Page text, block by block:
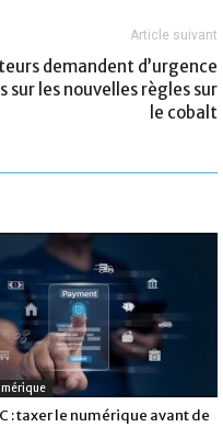
Article suivant
demandent d’urgence
sur les nouvelles règles sur
le cobalt
: taxer le numérique avant de